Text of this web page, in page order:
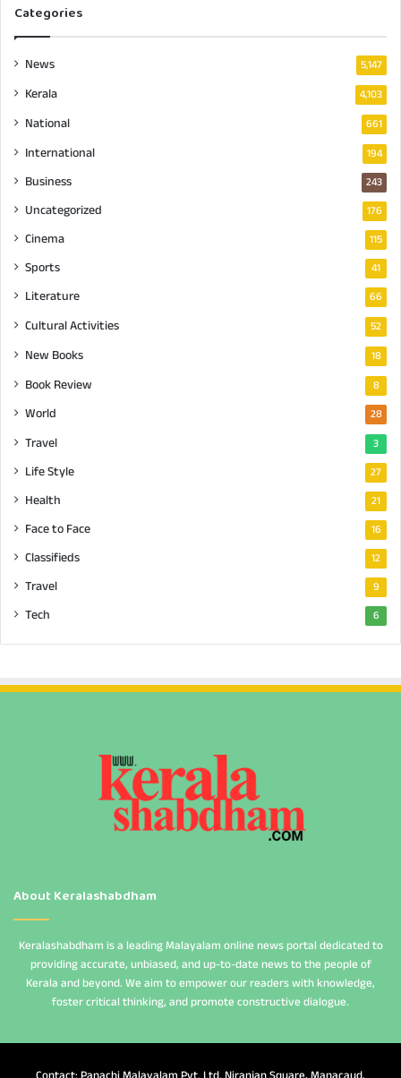
Categories
News 5,147
Kerala 4,103
National 661
International 194
Business 243
Uncategorized 176
Cinema 115
Sports 41
Literature 66
Cultural Activities 52
New Books 18
Book Review 8
World 28
Travel 3
Life Style 27
Health 21
Face to Face 16
Classifieds 12
Travel 9
Tech 6
About Keralashabdham
Keralashabdham is a leading Malayalam online news portal dedicated to
providing accurate, unbiased, and up-to-date news to the people of
Kerala and beyond. We aim to empower our readers with knowledge,
foster critical thinking, and promote constructive dialogue.